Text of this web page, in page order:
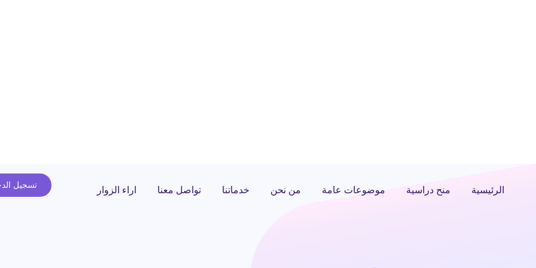
تسجيل الرئيسية منح دراسية موضوعات عامة من نحن خدماتنا تواصل معنا اراء الزوار